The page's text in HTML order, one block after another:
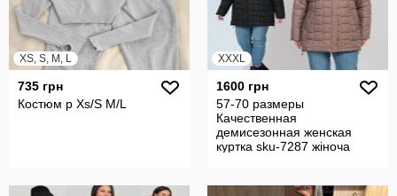
XS, S, M, L
735 грн
Костюм р Xs/S M/L
XXXL
1600 грн
57-70 размеры
Качественная
демисезонная женская
куртка sku-7287 жіноча